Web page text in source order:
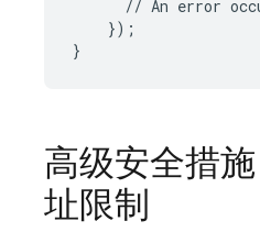
// An error
    });
高级安全措
址限制